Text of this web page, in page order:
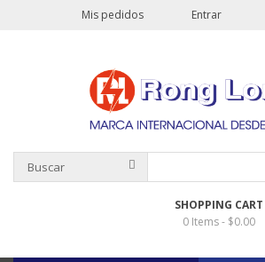
Mis pedidos Entrar
Buscar
SHOPPING CART
0 Items - $0.00